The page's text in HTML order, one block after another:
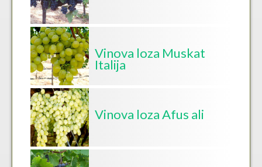
Vinova loza Muskat
Italija
Vinova loza Afus ali